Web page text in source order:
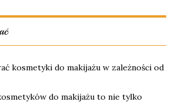
kosmetyki do makijażu w zależności od
do makijażu to nie tylko